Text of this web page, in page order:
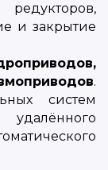
редукторов,
и закрытие
.
систем
удалённого